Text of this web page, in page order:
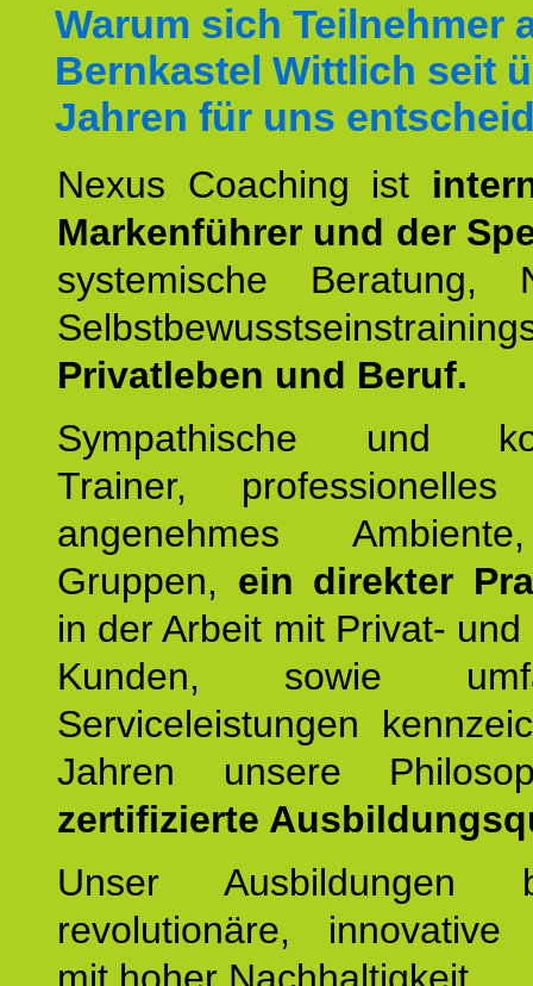
Warum sich Teilnehmer
Bernkastel Wittlich seit
Jahren für uns
Nexus Coaching ist
Markenführer und der
systemische Beratung,
Privatleben und Beruf.
Sympathische und
Trainer, professionelles
angenehmes
Gruppen, ein direkter
in der Arbeit mit Privat-
Kunden, sowie
Serviceleistungen
Jahren unsere
zertifizierte
Unser Ausbildungen
revolutionäre, innovative